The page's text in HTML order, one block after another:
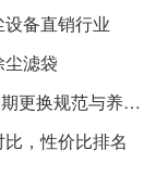
备直销行业
滤袋
除尘设备运维方案：布袋、骨架配件定期更换规范与养护标准
，性价比排名